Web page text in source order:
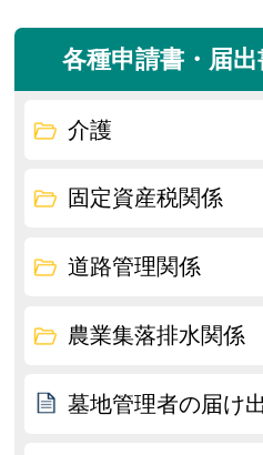
各種申請書・届
介護
固定資産税関係
道路管理関係
農業集落排水関係
墓地管理者の届け出